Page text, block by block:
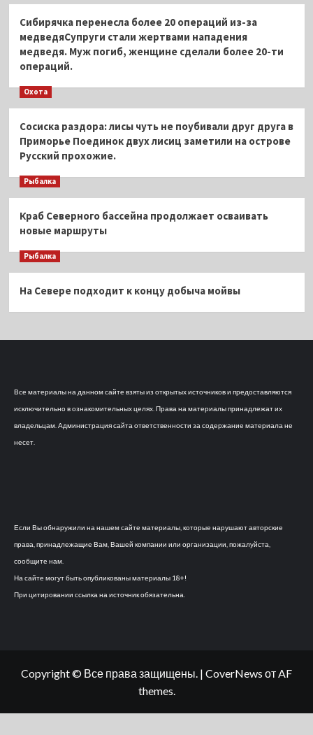
Сибирячка перенесла более 20 операций из-за
медведяСупруги стали жертвами нападения
медведя. Муж погиб, женщине сделали более 20-ти
операций.
Охота
Сосиска раздора: лисы чуть не поубивали друг друга в
Приморье Поединок двух лисиц заметили на острове
Русский прохожие.
Рыбалка
Краб Северного бассейна продолжает осваивать
новые маршруты
Рыбалка
На Севере подходит к концу добыча мойвы
Все материалы на данном сайте взяты из открытых источников и предоставляются
исключительно в ознакомительных целях. Права на материалы принадлежат их
владельцам. Администрация сайта ответственности за содержание материала не
несет.
Если Вы обнаружили на нашем сайте материалы, которые нарушают авторские
права, принадлежащие Вам, Вашей компании или организации, пожалуйста,
сообщите нам.
На сайте могут быть опубликованы материалы 18+!
При цитировании ссылка на источник обязательна.
Copyright © Все права защищены. | CoverNews от AF
themes.